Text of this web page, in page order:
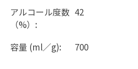
アルコール度数
（%）:
42
容量 (ml／g): 700